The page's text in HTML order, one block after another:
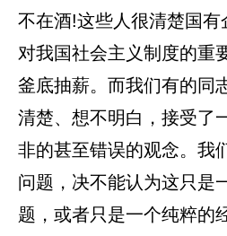
不在酒!这些人很清楚国有
对我国社会主义制度的重
釜底抽薪。而我们有的同
清楚、想不明白，接受了
非的甚至错误的观念。我
问题，决不能认为这只是
题，或者只是一个纯粹的